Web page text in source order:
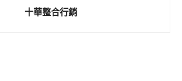
十華整合行銷